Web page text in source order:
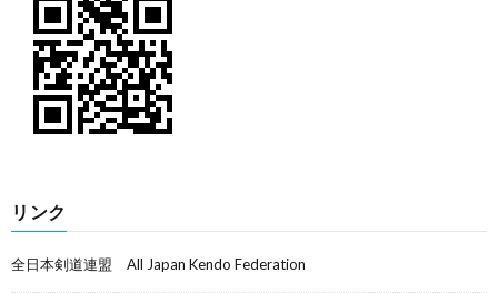
リンク
全日本剣道連盟 All Japan Kendo Federation